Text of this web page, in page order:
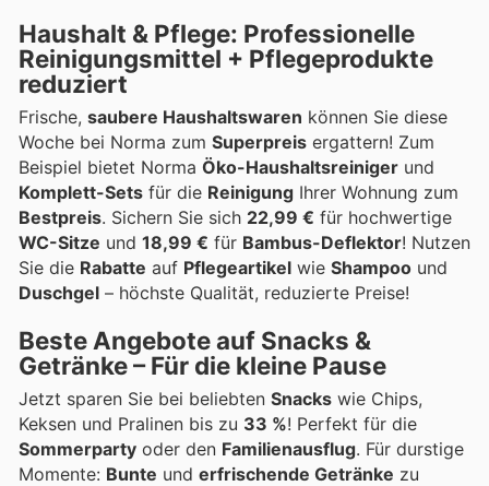
Haushalt & Pflege: Professionelle
Reinigungsmittel + Pflegeprodukte
reduziert
Frische, saubere Haushaltswaren können Sie diese
Woche bei Norma zum Superpreis ergattern! Zum
Beispiel bietet Norma Öko-Haushaltsreiniger und
Komplett-Sets für die Reinigung Ihrer Wohnung zum
Bestpreis. Sichern Sie sich 22,99 € für hochwertige
WC-Sitze und 18,99 € für Bambus-Deflektor! Nutzen
Sie die Rabatte auf Pflegeartikel wie Shampoo und
Duschgel – höchste Qualität, reduzierte Preise!
Beste Angebote auf Snacks &
Getränke – Für die kleine Pause
Jetzt sparen Sie bei beliebten Snacks wie Chips,
Keksen und Pralinen bis zu 33 %! Perfekt für die
Sommerparty oder den Familienausflug. Für durstige
Momente: Bunte und erfrischende Getränke zu